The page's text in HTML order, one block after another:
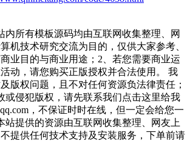
内所有模板源码均由互联网收集整理、网
机技术研究交流为目的，仅供大家参考、
业目的与商业用途；2、若您需要商业运
动，请您购买正版授权并合法使用。 我
版权问题，且不对任何资源负法律责任；
或侵犯版权，请先联系我们点击这里给我
，不保证时时在线，但一定会给您一
站提供的资源由互联网收集整理、网友上
提供任何技术支持及安装服务，下单前请